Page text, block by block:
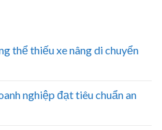
thể thiếu xe nâng di chuyển
nghiệp đạt tiêu chuẩn an